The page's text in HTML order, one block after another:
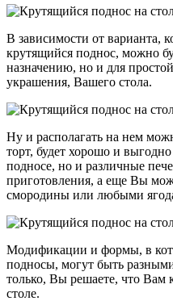
В зависимости от варианта,
крутящийся поднос, можно
назначению, но и для
украшения, Вашего стола.
Ну и располагать на нем
торт, будет хорошо и
подносе, но и различные
приготовления, а еще Вы
смородины или любыми
Модификации и формы, в
подносы, могут быть
только, Вы решаете, что Вам
столе.